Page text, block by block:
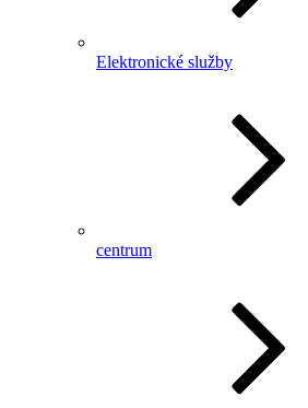
Elektronické služby
centrum